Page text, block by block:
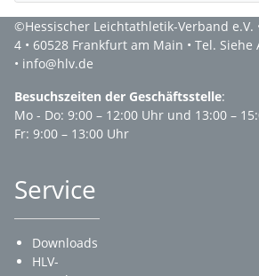
©Hessischer Leichtathletik-Verband e.V.
4 • 60528 Frankfurt am Main • Tel.
• info@hlv.de
Besuchszeiten der Geschäftsstelle:
Mo - Do: 9:00 – 12:00 Uhr und 13:00 –
Fr: 9:00 – 13:00 Uhr
Service
Downloads
HLV-